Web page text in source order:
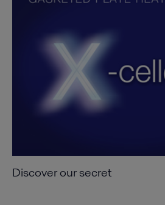
Discover our secret